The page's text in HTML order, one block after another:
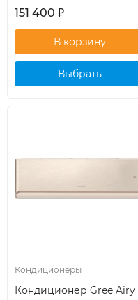
151 400 ₽
Выбрать
Кондиционеры
Кондиционер Gree Airy